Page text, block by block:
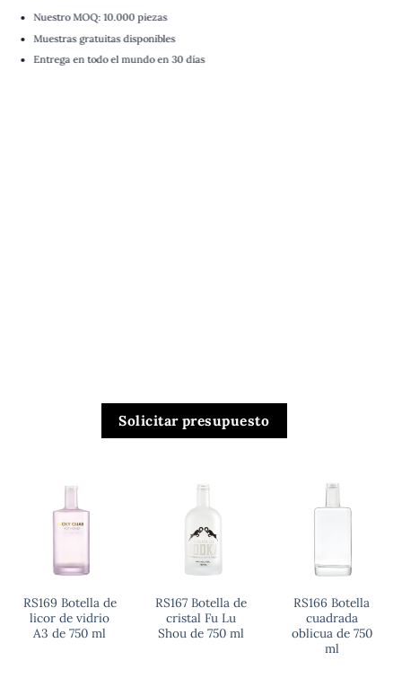
Nuestro MOQ: 10.000 piezas
Muestras gratuitas disponibles
Entrega en todo el mundo en 30 días
Solicitar presupuesto
RS169 Botella de
licor de vidrio
A3 de 750 ml
RS167 Botella de
cristal Fu Lu
Shou de 750 ml
RS166 Botella
cuadrada
oblicua de 750
ml